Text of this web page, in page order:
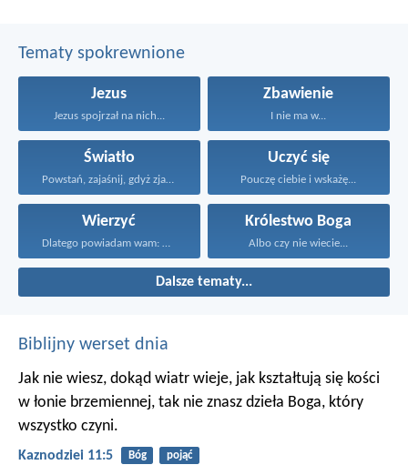
Tematy spokrewnione
Jezus
Jezus spojrzał na nich...
Zbawienie
I nie ma w...
Światło
Powstań, zajaśnij, gdyż zjawiła...
Uczyć się
Pouczę ciebie i wskażę...
Wierzyć
Dlatego powiadam wam: Wszystko...
Królestwo Boga
Albo czy nie wiecie...
Dalsze tematy...
Biblijny werset dnia
Jak nie wiesz, dokąd wiatr wieje, jak kształtują się kości
w łonie brzemiennej, tak nie znasz dzieła Boga, który
wszystko czyni.
Kaznodziei 11:5 Bóg pojąć